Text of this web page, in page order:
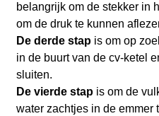
belangrijk om de stekker in
om de druk te kunnen
De derde stapis om op
in de buurt van de cv-ketel
sluiten.
De vierde stapis om de
water zachtjes in de emmer